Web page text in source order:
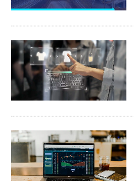
資
樓
市
理
商
業